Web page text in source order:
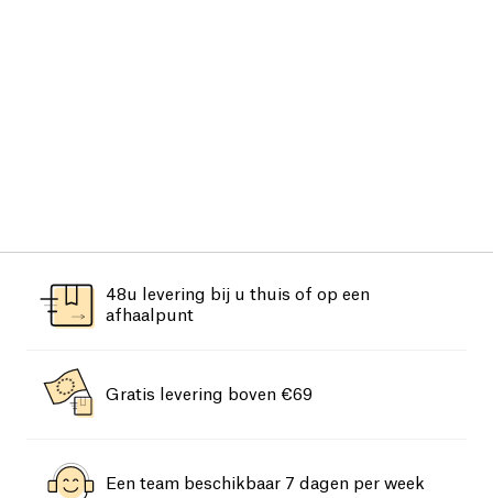
48u levering bij u thuis of op een
afhaalpunt
Gratis levering boven €69
Een team beschikbaar 7 dagen per week